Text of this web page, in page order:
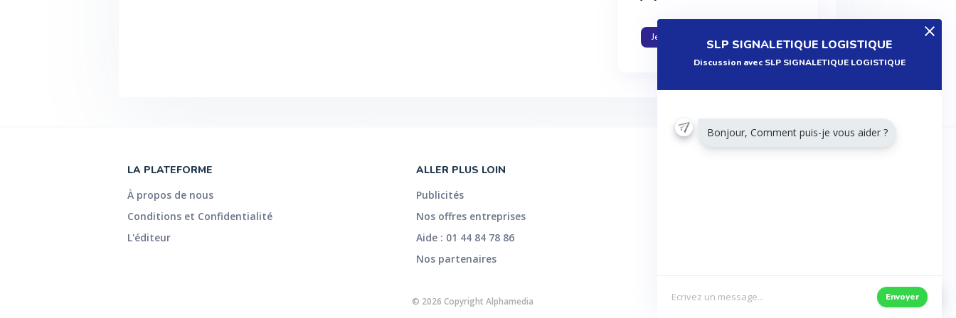
SLP SIGNALETIQUE LOGISTIQUE
Discussion avec SLP SIGNALETIQUE LOGISTIQUE
Bonjour, Comment puis-je vous aider ?
Envoyer
Je travaille dans cette entreprise
LA PLATEFORME
À propos de nous
Conditions et Confidentialité
L'éditeur
ALLER PLUS LOIN
Publicités
Nos offres entreprises
Aide : 01 44 84 78 86
Nos partenaires
© 2026 Copyright Alphamedia